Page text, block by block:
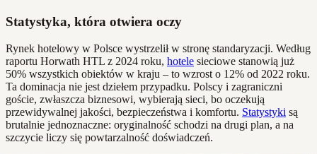
Statystyka, która otwiera oczy
Rynek hotelowy w Polsce wystrzelił w stronę standaryzacji. Według
raportu Horwath HTL z 2024 roku, hotele sieciowe stanowią już
50% wszystkich obiektów w kraju – to wzrost o 12% od 2022 roku.
Ta dominacja nie jest dziełem przypadku. Polscy i zagraniczni
goście, zwłaszcza biznesowi, wybierają sieci, bo oczekują
przewidywalnej jakości, bezpieczeństwa i komfortu. Statystyki są
brutalnie jednoznaczne: oryginalność schodzi na drugi plan, a na
szczycie liczy się powtarzalność doświadczeń.